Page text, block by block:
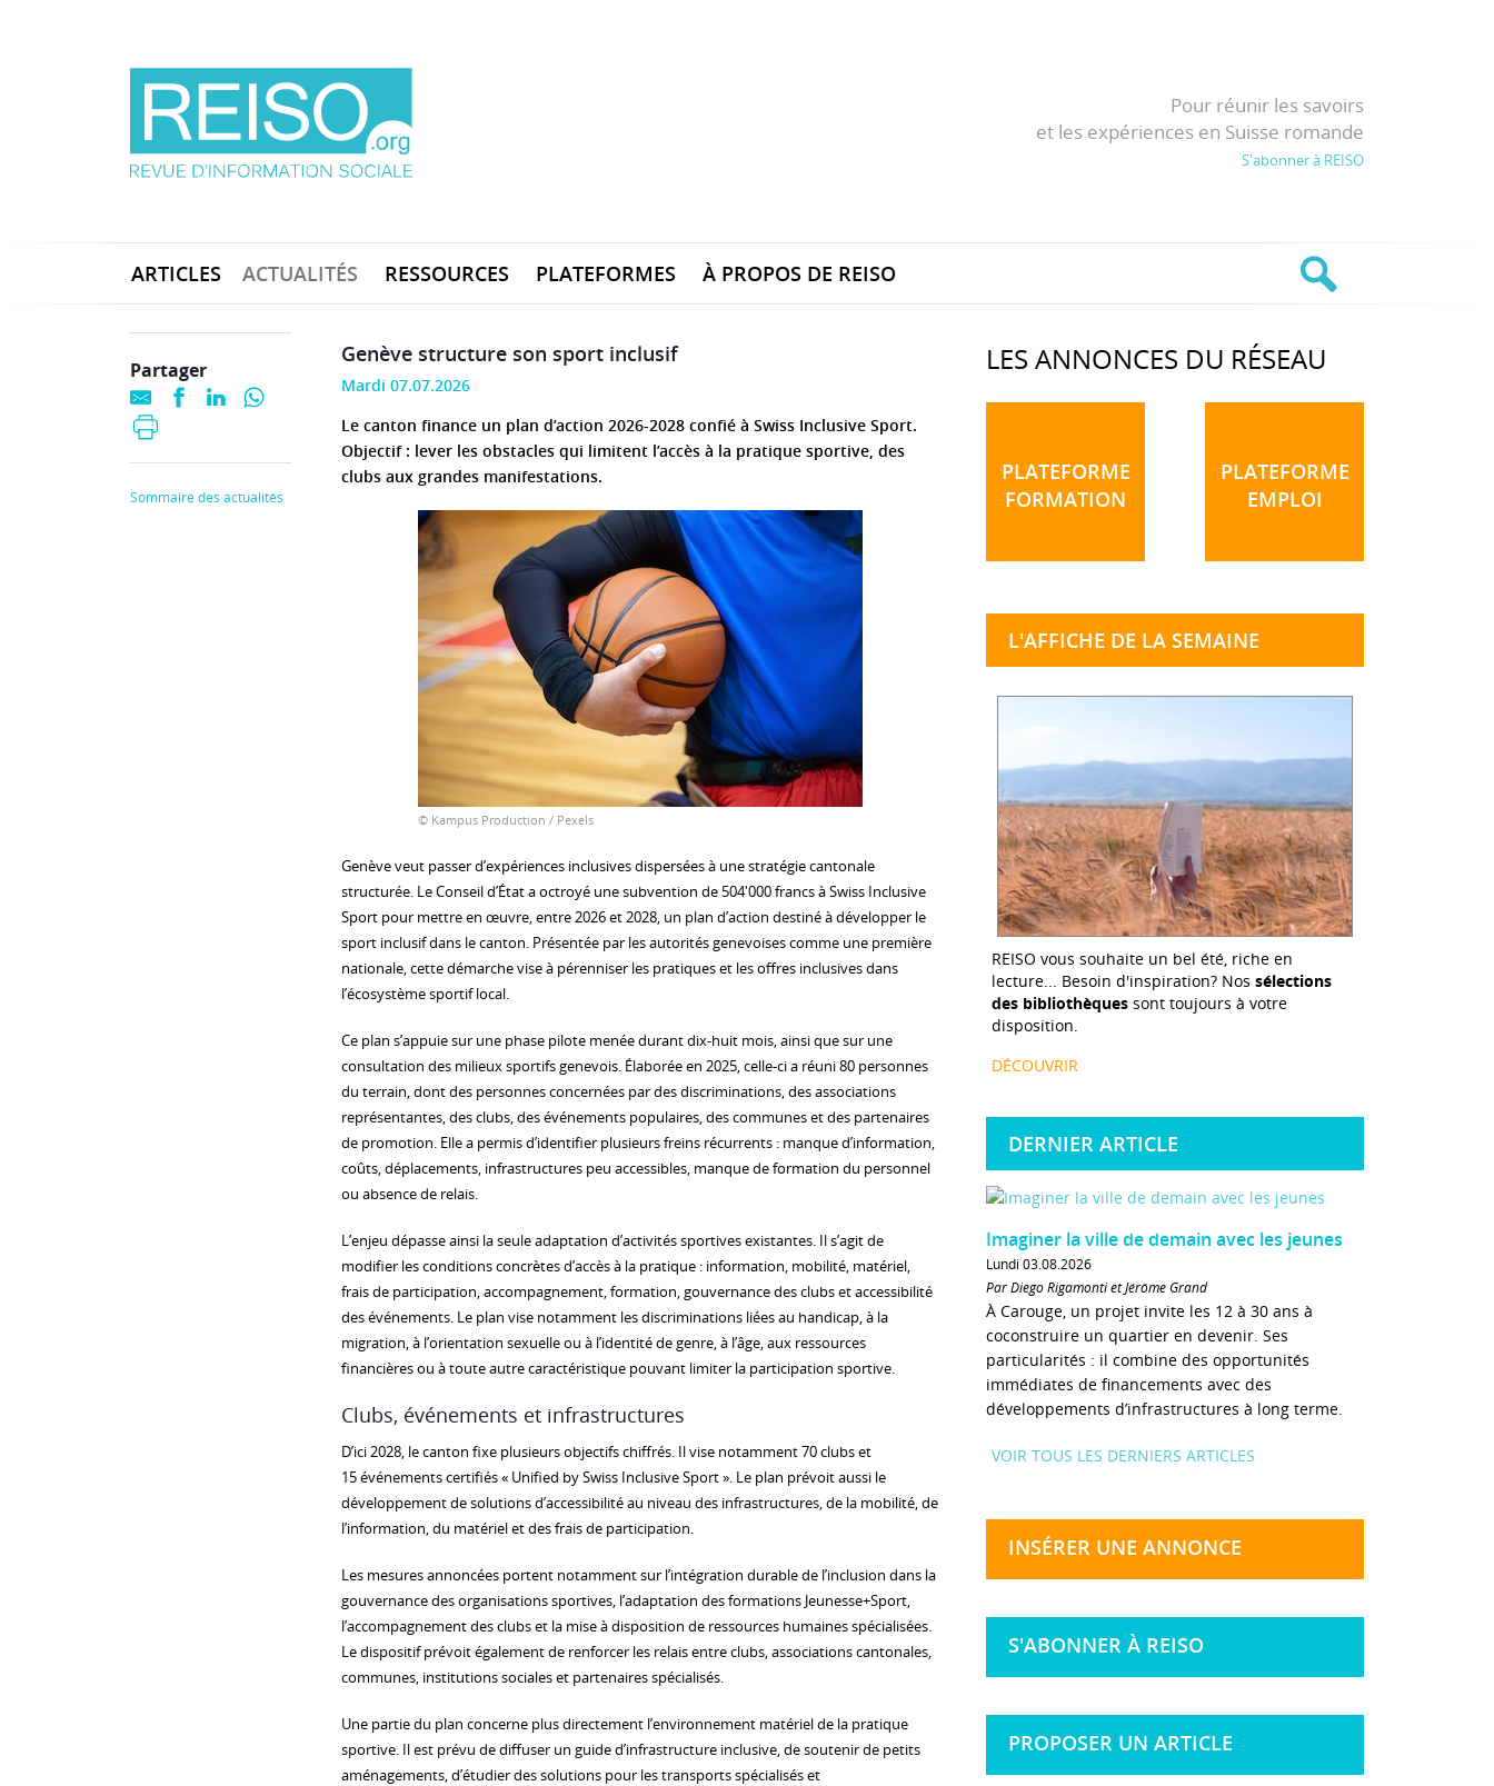
Pour réunir les savoirs
et les expériences en Suisse romande
S'abonner à REISO
ARTICLES ACTUALITÉS RESSOURCES PLATEFORMES À PROPOS DE REISO
Genève structure son sport inclusif
Mardi 07.07.2026
Le canton finance un plan d’action 2026-2028 confié à Swiss Inclusive Sport.
Objectif : lever les obstacles qui limitent l’accès à la pratique sportive, des
clubs aux grandes manifestations.
© Kampus Production / Pexels
Genève veut passer d’expériences inclusives dispersées à une stratégie cantonale
structurée. Le Conseil d’État a octroyé une subvention de 504'000 francs à Swiss Inclusive
Sport pour mettre en œuvre, entre 2026 et 2028, un plan d’action destiné à développer le
sport inclusif dans le canton. Présentée par les autorités genevoises comme une première
nationale, cette démarche vise à pérenniser les pratiques et les offres inclusives dans
l’écosystème sportif local.
Ce plan s’appuie sur une phase pilote menée durant dix-huit mois, ainsi que sur une
consultation des milieux sportifs genevois. Élaborée en 2025, celle-ci a réuni 80 personnes
du terrain, dont des personnes concernées par des discriminations, des associations
représentantes, des clubs, des événements populaires, des communes et des partenaires
de promotion. Elle a permis d’identifier plusieurs freins récurrents : manque d’information,
coûts, déplacements, infrastructures peu accessibles, manque de formation du personnel
ou absence de relais.
L’enjeu dépasse ainsi la seule adaptation d’activités sportives existantes. Il s’agit de
modifier les conditions concrètes d’accès à la pratique : information, mobilité, matériel,
frais de participation, accompagnement, formation, gouvernance des clubs et accessibilité
des événements. Le plan vise notamment les discriminations liées au handicap, à la
migration, à l’orientation sexuelle ou à l’identité de genre, à l’âge, aux ressources
financières ou à toute autre caractéristique pouvant limiter la participation sportive.
Clubs, événements et infrastructures
D’ici 2028, le canton fixe plusieurs objectifs chiffrés. Il vise notamment 70 clubs et
15 événements certifiés « Unified by Swiss Inclusive Sport ». Le plan prévoit aussi le
développement de solutions d’accessibilité au niveau des infrastructures, de la mobilité, de
l’information, du matériel et des frais de participation.
Les mesures annoncées portent notamment sur l’intégration durable de l’inclusion dans la
gouvernance des organisations sportives, l’adaptation des formations Jeunesse+Sport,
l’accompagnement des clubs et la mise à disposition de ressources humaines spécialisées.
Le dispositif prévoit également de renforcer les relais entre clubs, associations cantonales,
communes, institutions sociales et partenaires spécialisés.
Une partie du plan concerne plus directement l’environnement matériel de la pratique
sportive. Il est prévu de diffuser un guide d’infrastructure inclusive, de soutenir de petits
aménagements, d’étudier des solutions pour les transports spécialisés et
Partager
Sommaire des actualités
LES ANNONCES DU RÉSEAU
PLATEFORME
FORMATION
PLATEFORME
EMPLOI
L'AFFICHE DE LA SEMAINE
REISO vous souhaite un bel été, riche en
lecture... Besoin d'inspiration? Nos sélections
des bibliothèques sont toujours à votre
disposition.
DÉCOUVRIR
DERNIER ARTICLE
Imaginer la ville de demain avec les jeunes
Lundi 03.08.2026
Par Diego Rigamonti et Jérôme Grand
À Carouge, un projet invite les 12 à 30 ans à
coconstruire un quartier en devenir. Ses
particularités : il combine des opportunités
immédiates de financements avec des
développements d’infrastructures à long terme.
VOIR TOUS LES DERNIERS ARTICLES
INSÉRER UNE ANNONCE
S'ABONNER À REISO
PROPOSER UN ARTICLE